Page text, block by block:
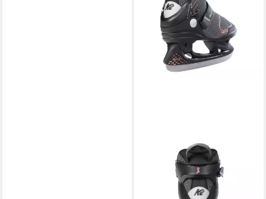
Schlittschuhe ALEXIS ICE
PRO,design